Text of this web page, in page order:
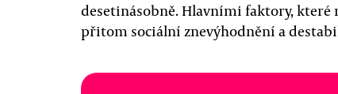
desetinásobně. Hlavními faktory,
přitom sociální znevýhodnění a